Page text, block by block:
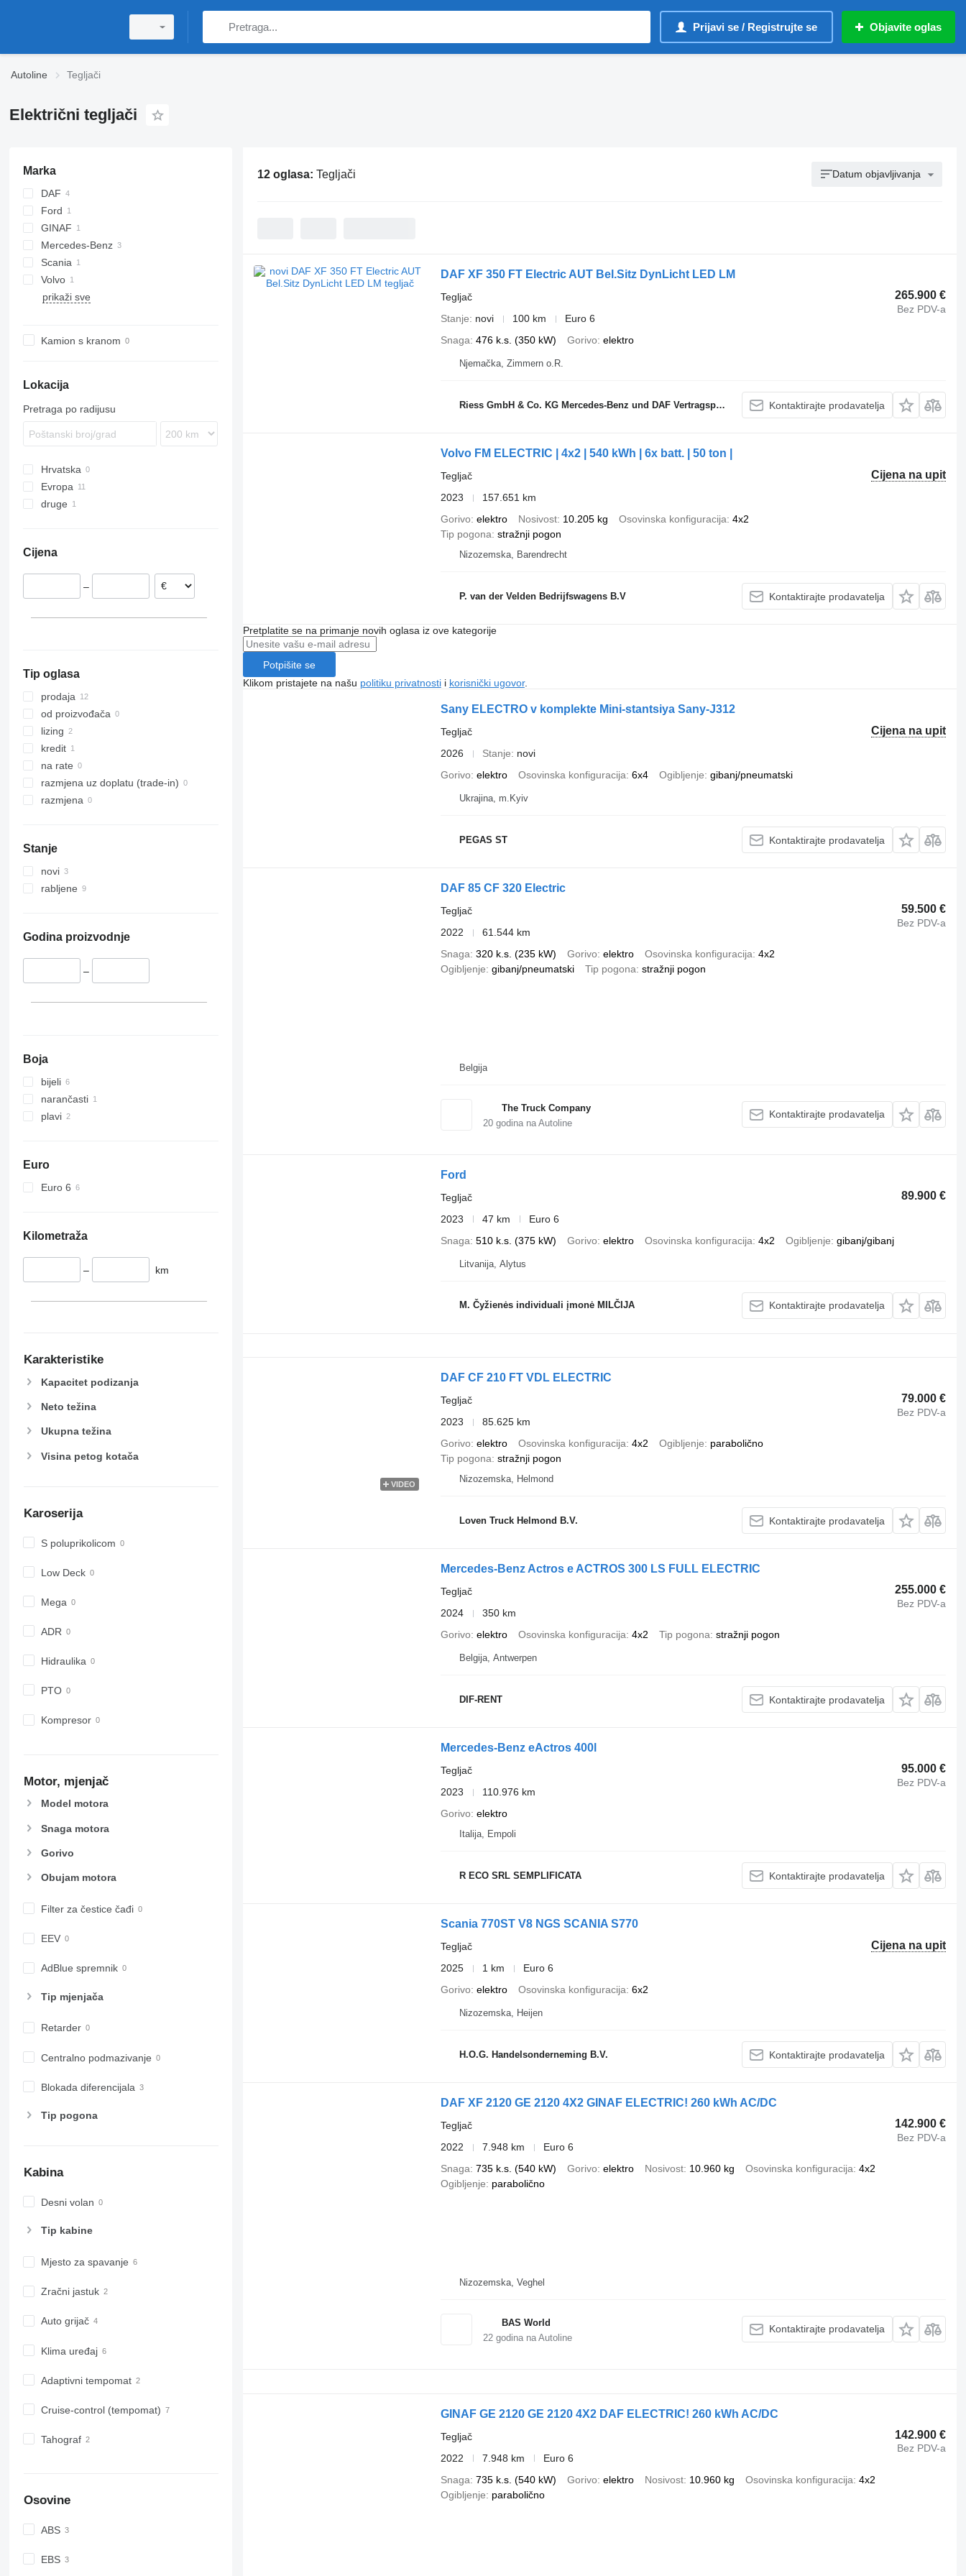
Prijavi se / Registrujte se Objavite oglas
Autoline Tegljači
Električni tegljači
Marka
DAF
CF
XF
Ford
GINAF
Mercedes-Benz
Actros
eActros
Scania
S-series
Volvo
prikaži sve
Kamion s kranom
Lokacija
Pretraga po radijusu
Hrvatska
Evropa
Nizozemska
Italija
Njemačka
druge
Cijena
–
Tip oglasa
prodaja
od proizvođača
lizing
kredit
na rate
razmjena uz doplatu (trade-in)
razmjena
Stanje
novi
rabljene
Godina proizvodnje
–
Boja
bijeli
narančasti
plavi
Euro
Euro 6
Kilometraža
– km
Karakteristike
Kapacitet podizanja
Neto težina
Ukupna težina
Visina petog kotača
Karoserija
S poluprikolicom
Low Deck
Mega
ADR
Hidraulika
PTO
Kompresor
Motor, mjenjač
Model motora
Snaga motora
Gorivo
Obujam motora
Filter za čestice čađi
EEV
AdBlue spremnik
Tip mјenjača
Retarder
Centralno podmazivanje
Blokada diferencijala
Tip pogona
Kabina
Desni volan
Tip kabine
Mjesto za spavanje
Zračni jastuk
Auto grijač
Klima uređaj
Adaptivni tempomat
Cruise-control (tempomat)
Tahograf
Osovine
ABS
EBS
12 oglasa: Tegljači Datum objavljivanja
DAF XF 350 FT Electric AUT Bel.Sitz DynLicht LED LM
265.900 €
Bez PDV-a
Tegljač
Stanje
novi 100 km
Euro 6
Snaga 476 k.s. (350 kW) Gorivo elektro
Njemačka, Zimmern o.R.
Riess GmbH & Co. KG Mercedes-Benz und DAF Vertragspartner Kontaktirajte prodavatelja
Volvo FM ELECTRIC | 4x2 | 540 kWh | 6x batt. | 50 ton |
Cijena na upit
Tegljač
2023
157.651 km
Gorivo elektro Nosivost 10.205 kg Osovinska konfiguracija 4x2
Tip pogona stražnji pogon
Nizozemska, Barendrecht
P. van der Velden Bedrijfswagens B.V Kontaktirajte prodavatelja
Pretplatite se na primanje novih oglasa iz ove kategorije
Potpišite se
Klikom pristajete na našu politiku privatnostii korisnički ugovor.
Sany ELECTRO v komplekte Mini-stantsiya Sany-J312
Cijena na upit
Tegljač
2026
Stanje
novi
Gorivo elektro Osovinska konfiguracija 6x4 Ogibljenje gibanj/pneumatski
Ukrajina, m.Kyiv
PEGAS ST Kontaktirajte prodavatelja
DAF 85 CF 320 Electric
59.500 €
Bez PDV-a
Tegljač
2022
61.544 km
Snaga 320 k.s. (235 kW) Gorivo elektro Osovinska konfiguracija 4x2
Ogibljenje gibanj/pneumatski Tip pogona stražnji pogon
Belgija
The Truck Company
20godina na Autoline
Kontaktirajte prodavatelja
Ford
89.900 €
Tegljač
2023
47 km
Euro 6
Snaga 510 k.s. (375 kW) Gorivo elektro Osovinska konfiguracija 4x2 Ogibljenje gibanj/gibanj
Litvanija, Alytus
M. Čyžienės individuali įmonė MILČIJA Kontaktirajte prodavatelja
VIDEO
DAF CF 210 FT VDL ELECTRIC
79.000 €
Bez PDV-a
Tegljač
2023
85.625 km
Gorivo elektro Osovinska konfiguracija 4x2 Ogibljenje
parabolično
Tip pogona stražnji pogon
Nizozemska, Helmond
Loven Truck Helmond B.V. Kontaktirajte prodavatelja
Mercedes-Benz Actros e ACTROS 300 LS FULL ELECTRIC
255.000 €
Bez PDV-a
Tegljač
2024
350 km
Gorivo elektro Osovinska konfiguracija 4x2 Tip pogona stražnji pogon
Belgija, Antwerpen
DIF-RENT Kontaktirajte prodavatelja
Mercedes-Benz eActros 400l
95.000 €
Bez PDV-a
Tegljač
2023
110.976 km
Gorivo elektro
Italija, Empoli
R ECO SRL SEMPLIFICATA Kontaktirajte prodavatelja
Scania 770ST V8 NGS SCANIA S770
Cijena na upit
Tegljač
2025
1 km
Euro 6
Gorivo elektro Osovinska konfiguracija 6x2
Nizozemska, Heijen
H.O.G. Handelsonderneming B.V. Kontaktirajte prodavatelja
DAF XF 2120 GE 2120 4X2 GINAF ELECTRIC! 260 kWh AC/DC
142.900 €
Bez PDV-a
Tegljač
2022
7.948 km
Euro 6
Snaga 735 k.s. (540 kW) Gorivo elektro Nosivost 10.960 kg Osovinska konfiguracija 4x2
Ogibljenje
parabolično
Nizozemska, Veghel
BAS World
22godina na Autoline
Kontaktirajte prodavatelja
GINAF GE 2120 GE 2120 4X2 DAF ELECTRIC! 260 kWh AC/DC
142.900 €
Bez PDV-a
Tegljač
2022
7.948 km
Euro 6
Snaga 735 k.s. (540 kW) Gorivo elektro Nosivost 10.960 kg Osovinska konfiguracija 4x2
Ogibljenje
parabolično